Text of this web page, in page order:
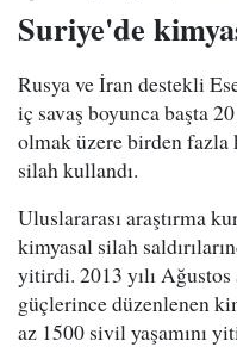
Suriye'de
Rusya ve İran destekli
iç savaş boyunca başta
olmak üzere birden
silah kullandı.
Uluslararası araştırma
kimyasal silah
yitirdi. 2013 yılı
güçlerince düzenlenen
az 1500 sivil yaşamını